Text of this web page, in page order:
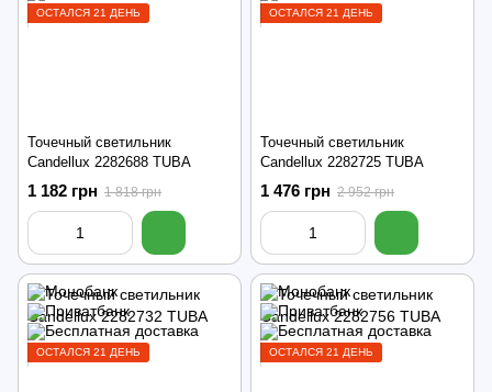
ОСТАЛСЯ 21 ДЕНЬ
Точечный светильник
Candellux 2282688 TUBA
1 182 грн 1 818 грн
ОСТАЛСЯ 21 ДЕНЬ
Точечный светильник
Candellux 2282725 TUBA
1 476 грн 2 952 грн
ОСТАЛСЯ 21 ДЕНЬ ОСТАЛСЯ 21 ДЕНЬ